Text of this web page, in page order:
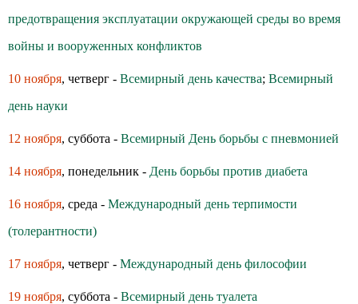
предотвращения эксплуатации окружающей среды во время
войны и вооруженных конфликтов
10 ноября, четверг - Всемирный день качества; Всемирный
день науки
12 ноября, суббота - Всемирный День борьбы с пневмонией
14 ноября, понедельник - День борьбы против диабета
16 ноября, среда - Международный день терпимости
(толерантности)
17 ноября, четверг - Международный день философии
19 ноября, суббота - Всемирный день туалета